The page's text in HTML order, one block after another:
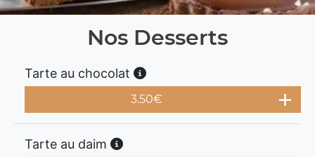
Nos Desserts
Tarte au chocolat
3.50€
Tarte au daim